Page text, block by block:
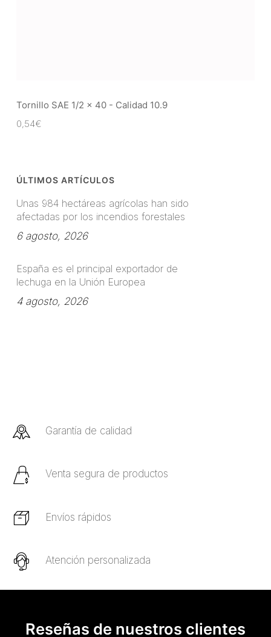
Tornillo SAE 1/2 x 40 - Calidad 10.9
0,54€
ÚLTIMOS ARTÍCULOS
Unas 984 hectáreas agrícolas han sido
afectadas por los incendios forestales
6 agosto, 2026
España es el principal exportador de
lechuga en la Unión Europea
4 agosto, 2026
Garantía de calidad
Venta segura de productos
Envíos rápidos
Atención personalizada
Reseñas de nuestros clientes